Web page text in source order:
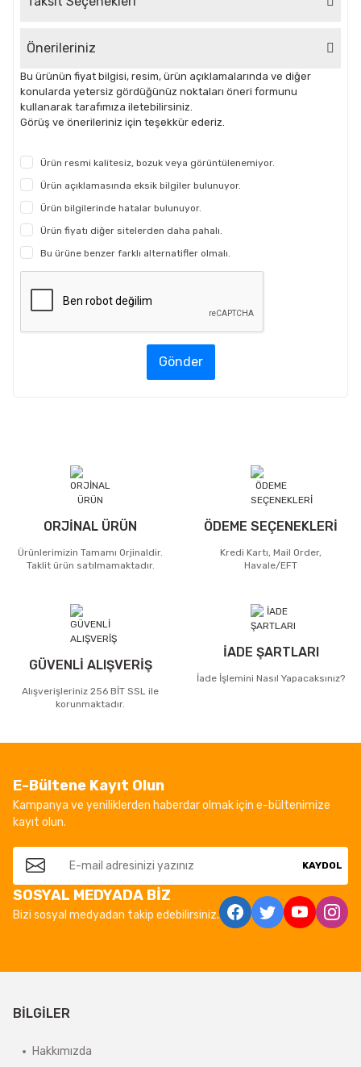
Önerileriniz
Bu ürünün fiyat bilgisi, resim, ürün açıklamalarında ve diğer
konularda yetersiz gördüğünüz noktaları öneri formunu
kullanarak tarafımıza iletebilirsiniz.
Görüş ve önerileriniz için teşekkür ederiz.
Ürün resmi kalitesiz, bozuk veya görüntülenemiyor.
Ürün açıklamasında eksik bilgiler bulunuyor.
Ürün bilgilerinde hatalar bulunuyor.
Ürün fiyatı diğer sitelerden daha pahalı.
Bu ürüne benzer farklı alternatifler olmalı.
Gönder
ORJİNAL ÜRÜN
Ürünlerimizin Tamamı Orjinaldir.
Taklit ürün satılmamaktadır.
ÖDEME SEÇENEKLERİ
Kredi Kartı, Mail Order,
Havale/EFT
GÜVENLİ ALIŞVERİŞ
Alışverişleriniz 256 BİT SSL ile
korunmaktadır.
İADE ŞARTLARI
İade İşlemini Nasıl Yapacaksınız?
E-Bültene Kayıt Olun
Kampanya ve yeniliklerden haberdar olmak için e-bültenimize
kayıt olun.
KAYDOL
SOSYAL MEDYADA BİZ
Bizi sosyal medyadan takip edebilirsiniz.
BİLGİLER
Hakkımızda